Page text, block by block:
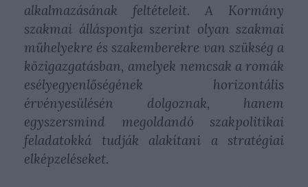
alkalmazásának feltételeit. A Kormány
szakmai álláspontja szerint olyan szakmai
műhelyekre és szakemberekre van szükség a
közigazgatásban, amelyek nemcsak a romák
esélyegyenlőségének horizontális
érvényesülésén dolgoznak, hanem
egyszersmind megoldandó szakpolitikai
feladatokká tudják alakítani a stratégiai
elképzeléseket.